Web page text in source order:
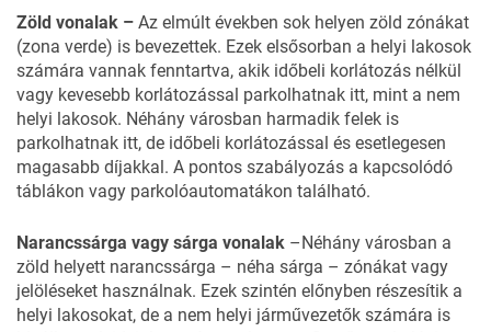
Zöld vonalak – Az elmúlt években sok helyen zöld zónákat
(zona verde) is bevezettek. Ezek elsősorban a helyi lakosok
számára vannak fenntartva, akik időbeli korlátozás nélkül
vagy kevesebb korlátozással parkolhatnak itt, mint a nem
helyi lakosok. Néhány városban harmadik felek is
parkolhatnak itt, de időbeli korlátozással és esetlegesen
magasabb díjakkal. A pontos szabályozás a kapcsolódó
táblákon vagy parkolóautomatákon található.
Narancssárga vagy sárga vonalak –Néhány városban a
zöld helyett narancssárga – néha sárga – zónákat vagy
jelöléseket használnak. Ezek szintén előnyben részesítik a
helyi lakosokat, de a nem helyi járművezetők számára is